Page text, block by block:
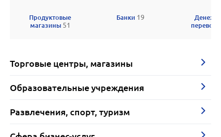
Продуктовые
магазины 51
Банки 19
Торговые центры, магазины
Образовательные учреждения
Развлечения, спорт, туризм